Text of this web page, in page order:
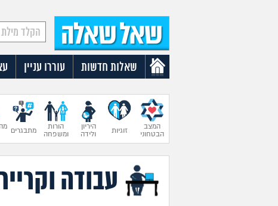
שאלות חדשות עוררו עניין
המצב
הבטחוני
זוגיות
היריון
ולידה
הורות
ומשפחה
מתבגרים
עבודה